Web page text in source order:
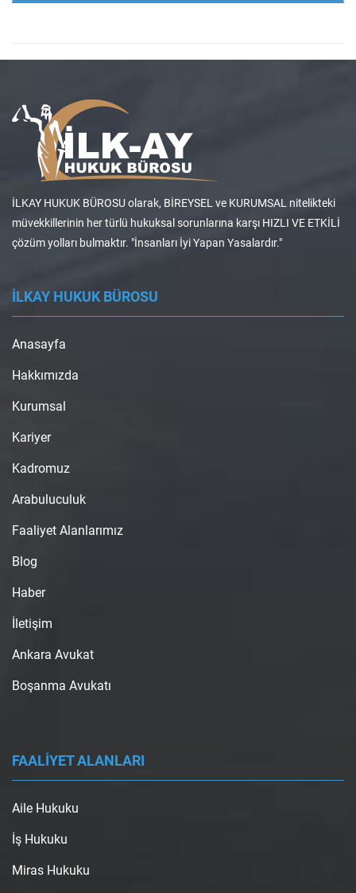
İLKAY HUKUK BÜROSU olarak, BİREYSEL ve KURUMSAL nitelikteki
müvekkillerinin her türlü hukuksal sorunlarına karşı HIZLI VE ETKİLİ
çözüm yolları bulmaktır. "İnsanları İyi Yapan Yasalardır."
İLKAY HUKUK BÜROSU
Anasayfa
Hakkımızda
Kurumsal
Kariyer
Kadromuz
Arabuluculuk
Faaliyet Alanlarımız
Blog
Haber
İletişim
Ankara Avukat
Boşanma Avukatı
FAALİYET ALANLARI
Aile Hukuku
İş Hukuku
Miras Hukuku